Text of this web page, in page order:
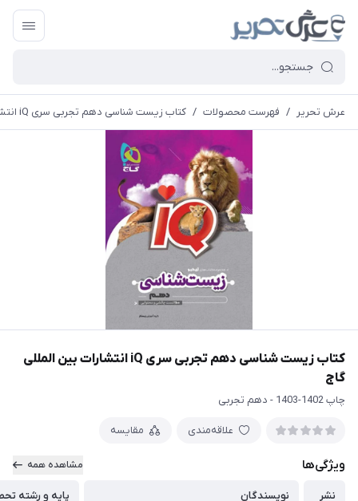
عرش تحریر / فهرست محصولات / کتاب زیست شناسی دهم تجربی سری iQ انتشارات بین المللی گاج
کتاب زیست شناسی دهم تجربی سری iQ انتشارات بین المللی
گاج
چاپ 1402-1403 - دهم تجربی
علاقه‌مندی مقایسه
ویژگی‌ها مشاهده همه
نشر
نویسندگان
پایه و رشته